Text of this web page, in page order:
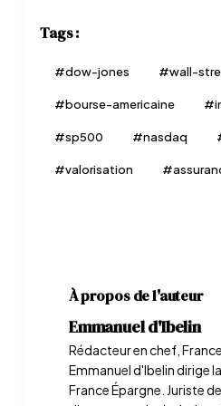
Tags :
#dow-jones #wall-
#bourse-americaine #
#sp500 #nasdaq
#valorisation #
À propos de l'auteur
Emmanuel d'Ibelin
Rédacteur en chef,
Emmanuel d'Ibelin dirige
France Épargne. Juriste